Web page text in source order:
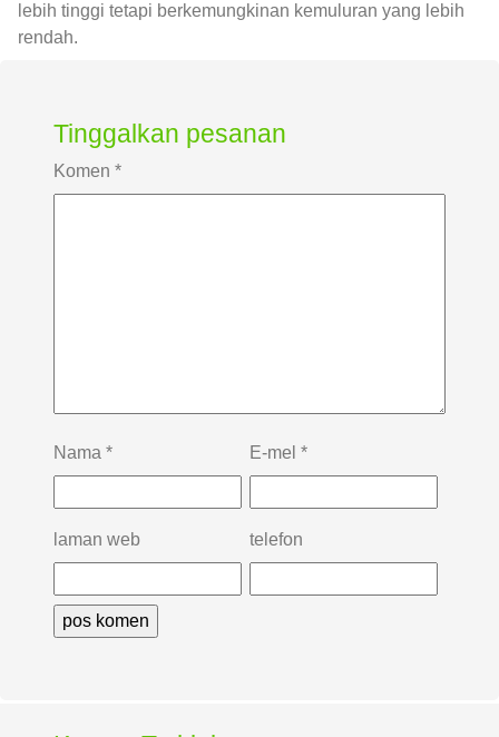
lebih tinggi tetapi berkemungkinan kemuluran yang lebih
rendah.
Tinggalkan pesanan
Komen *
Nama * E-mel *
laman web telefon